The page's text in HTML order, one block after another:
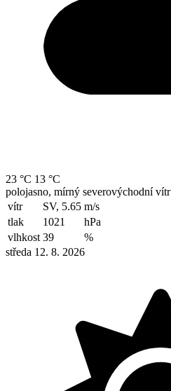
23 °C 13 °C
polojasno, mírný severovýchodní vítr
vítr
SV, 5.65 m/s
tlak
1021
hPa
vlhkost 39
%
středa 12. 8. 2026